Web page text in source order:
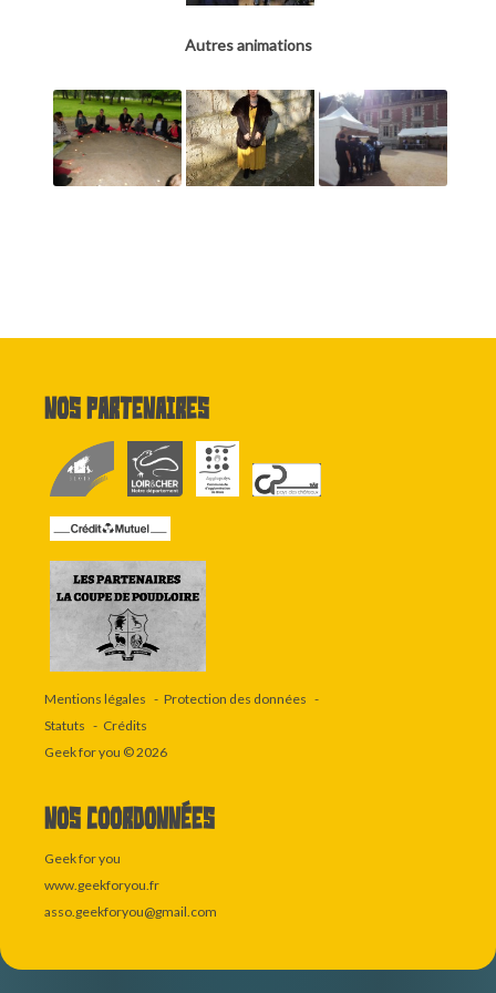
Autres animations
Nos partenaires
Mentions légales
Protection des données
Statuts
Crédits
Geek for you © 2026
Nos coordonnées
Geek for you
www.geekforyou.fr
asso.geekforyou@gmail.com